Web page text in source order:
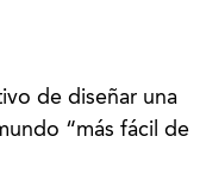
de diseñar una
“más fácil de